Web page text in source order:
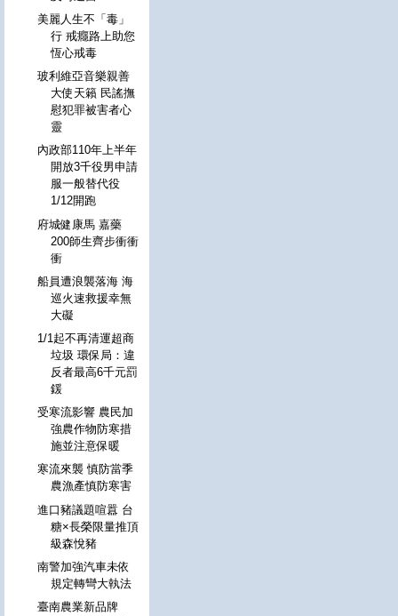
美麗人生不「毒」
行 戒癮路上助您
恆心戒毒
玻利維亞音樂親善
大使天籟 民謠撫
慰犯罪被害者心
靈
內政部110年上半年
開放3千役男申請
服一般替代役
1/12開跑
府城健康馬 嘉藥
200師生齊步衝衝
衝
船員遭浪襲落海 海
巡火速救援幸無
大礙
1/1起不再清運超商
垃圾 環保局：違
反者最高6千元罰
鍰
受寒流影響 農民加
強農作物防寒措
施並注意保暖
寒流來襲 慎防當季
農漁產慎防寒害
進口豬議題喧囂 台
糖×長榮限量推頂
級森悅豬
南警加強汽車未依
規定轉彎大執法
臺南農業新品牌